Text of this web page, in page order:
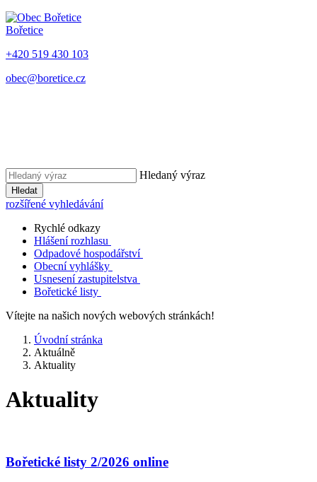
Bořetice
+420 519 430 103
obec@boretice.cz
Hledaný výraz
Hledat
rozšířené vyhledávání
Rychlé odkazy
Hlášení rozhlasu
Odpadové hospodářství
Obecní vyhlášky
Usnesení zastupitelstva
Bořetické listy
Vítejte na našich nových webových stránkách!
Úvodní stránka
Aktuálně
Aktuality
Aktuality
Bořetické listy 2/2026 online